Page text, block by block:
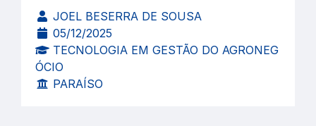
JOEL BESERRA DE SOUSA
05/12/2025
TECNOLOGIA EM GESTÃO DO AGRONEG
ÓCIO
PARAÍSO